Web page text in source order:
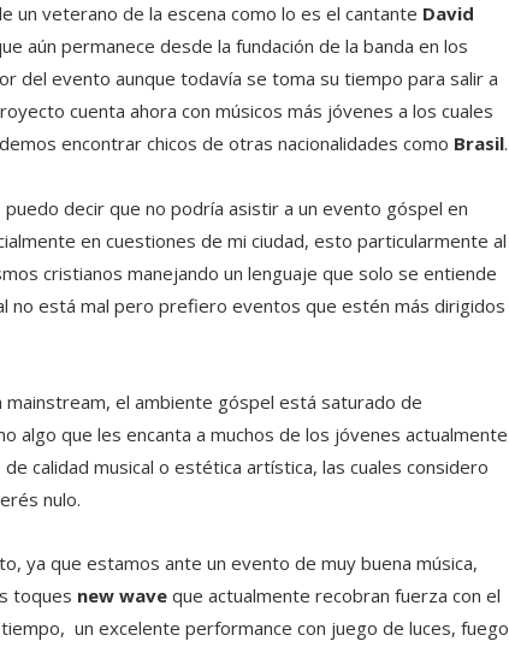
un veterano de la escena como lo es el cantante David
aún permanece desde la fundación de la banda en los
del evento aunque todavía se toma su tiempo para salir a
cuenta ahora con músicos más jóvenes a los cuales
encontrar chicos de otras nacionalidades como Brasil.
decir que no podría asistir a un evento góspel en
en cuestiones de mi ciudad, esto particularmente al
cristianos manejando un lenguaje que solo se entiende
no está mal pero prefiero eventos que estén más dirigidos
mainstream, el ambiente góspel está saturado de
algo que les encanta a muchos de los jóvenes actualmente
calidad musical o estética artística, las cuales considero
nulo.
ya que estamos ante un evento de muy buena música,
toques new wave que actualmente recobran fuerza con el
un excelente performance con juego de luces, fuego